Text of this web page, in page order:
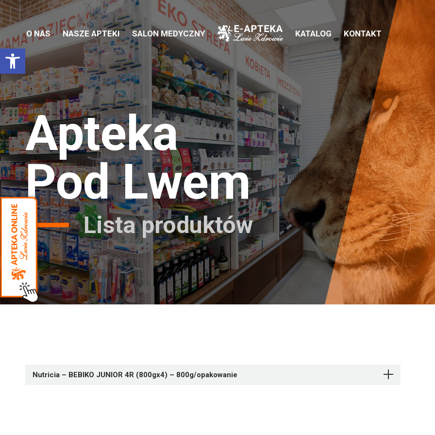
Otwórz pasek narzędzi
O NAS NASZE APTEKI SALON MEDYCZNY KATALOG KONTAKT
Apteka
Pod Lwem
Lista produktów
Nutricia – BEBIKO JUNIOR 4R (800gx4) – 800g/opakowanie